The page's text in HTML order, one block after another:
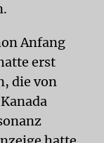
Anfang
erst
die von